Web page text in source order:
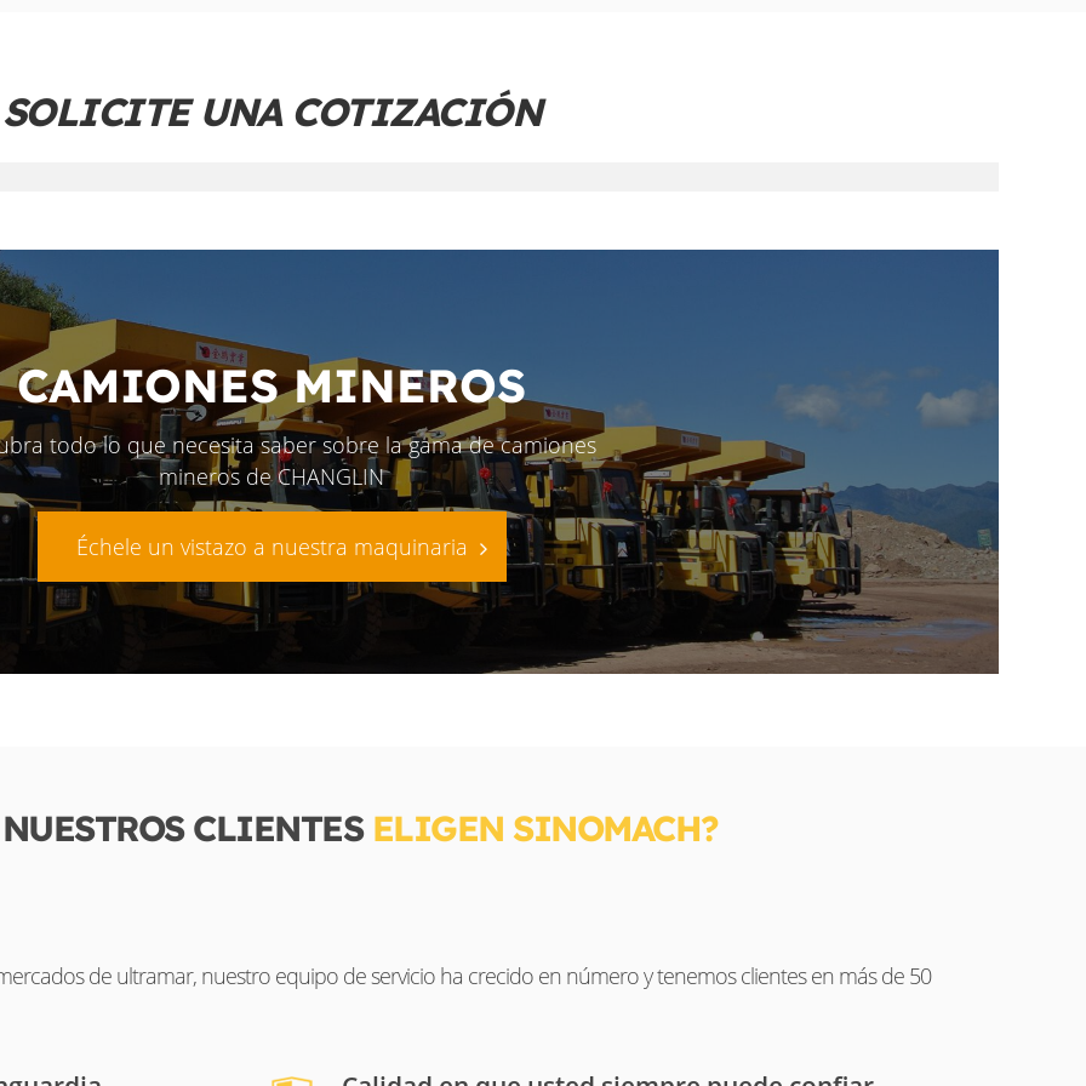
SOLICITE UNA COTIZACIÓN
CAMIONES MINEROS
todo lo que necesita saber sobre la gama de camiones
mineros de CHANGLIN
Échele un vistazo a nuestra maquinaria
CLIENTES ELIGEN SINOMACH?
de ultramar, nuestro equipo de servicio ha crecido en número y tenemos clientes en más de 50